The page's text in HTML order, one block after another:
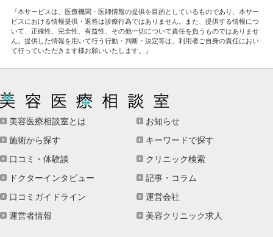
『本サービスは、医療機関・医師情報の提供を目的としているものであり、本サー
ビスにおける情報提供・返答は診療行為ではありません。また、提供する情報につ
いて、正確性、完全性、有益性、その他一切について責任を負うものではありませ
ん。提供した情報を用いて行う行動・判断・決定等は、利用者ご自身の責任におい
て行っていただきます様お願いいたします。』
美容医療相談室とは
お知らせ
施術から探す
キーワードで探す
口コミ・体験談
クリニック検索
ドクターインタビュー
記事・コラム
口コミガイドライン
運営会社
運営者情報
美容クリニック求人